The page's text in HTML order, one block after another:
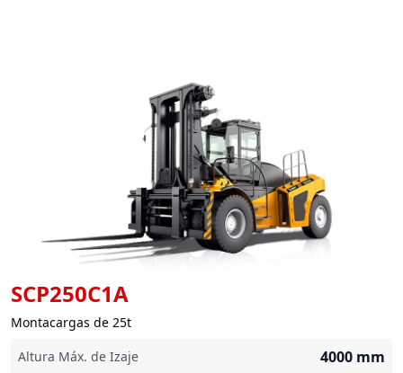
SCP250C1A
Montacargas de 25t
Altura Máx. de Izaje
4000 mm